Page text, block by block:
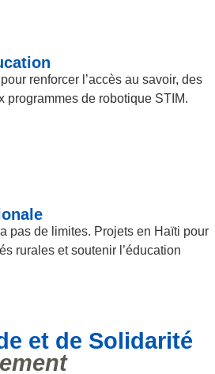
renforcer l’accès au savoir, des
programmes de robotique STIM.
pas de limites. Projets en Haïti pour
rurales et soutenir l’éducation
et de Solidarité